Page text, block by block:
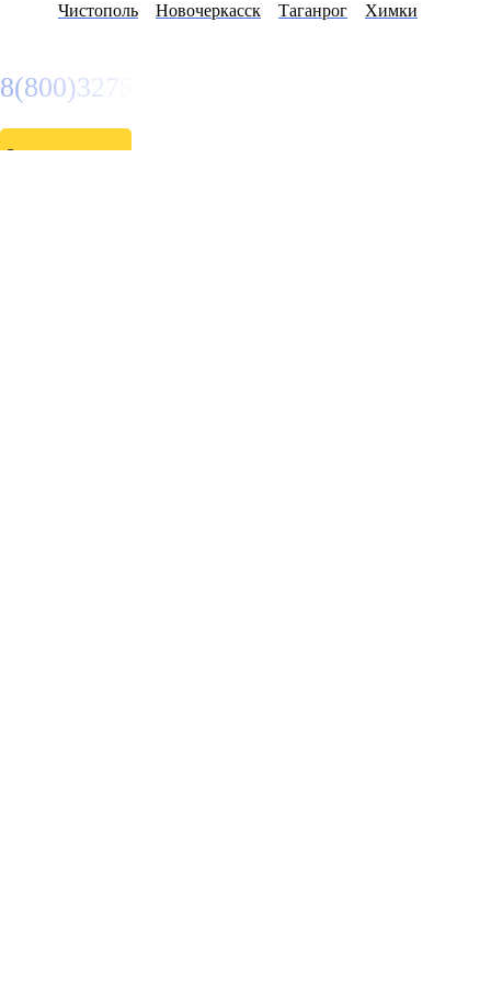
Чистополь
Новочеркасск Таганрог Химки
8(800)3275280
Заказать звонок